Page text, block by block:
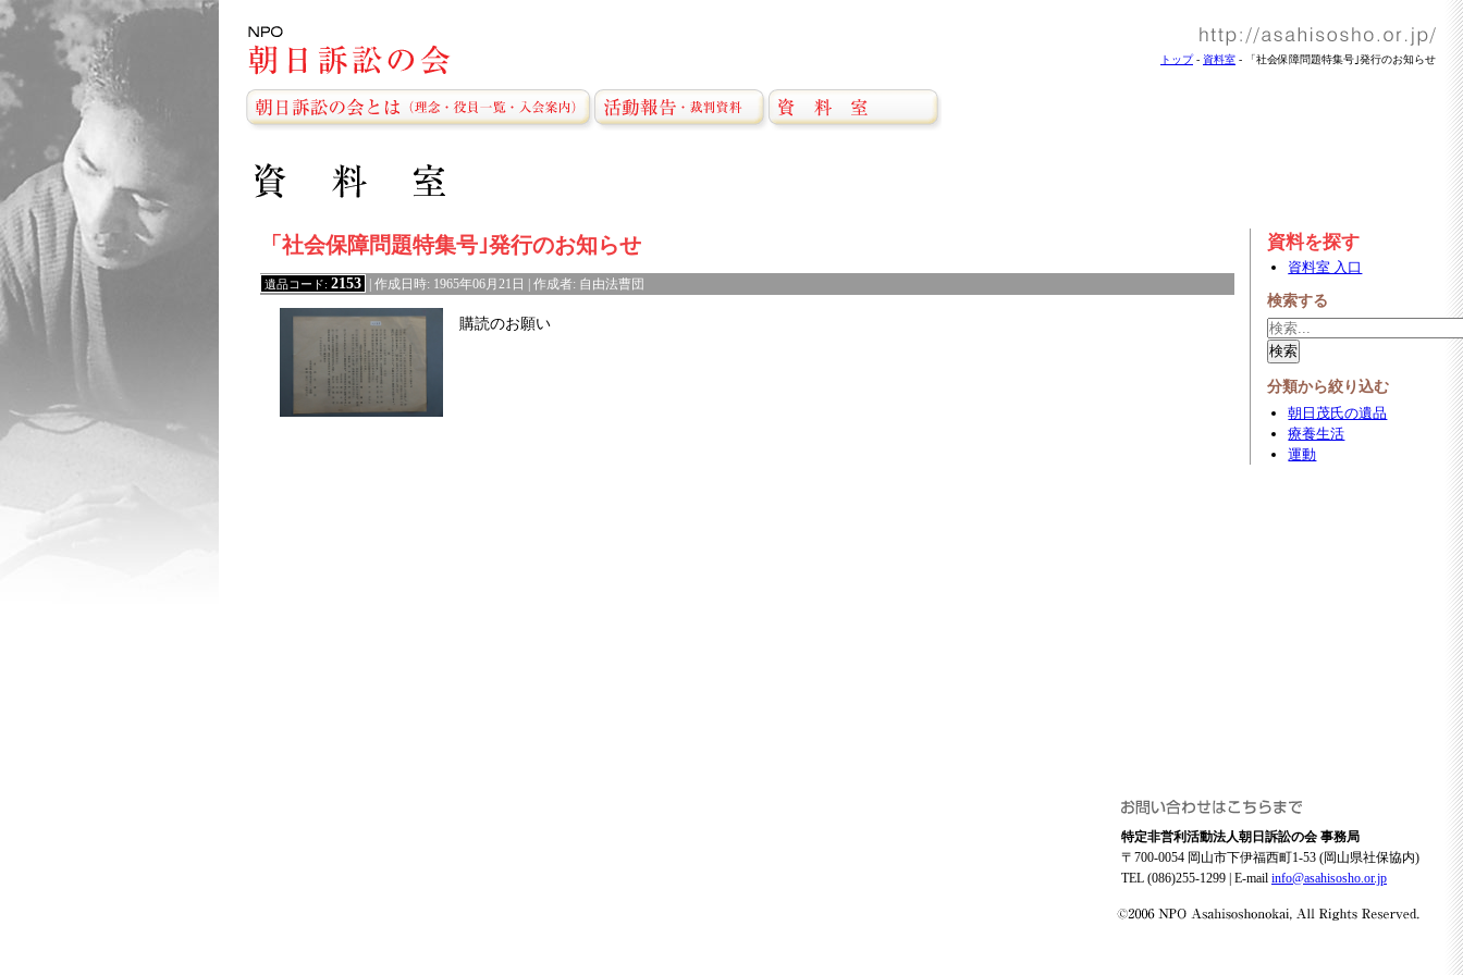
トップ- 資料室 - 「社会保障問題特集号｣発行のお知らせ
「社会保障問題特集号｣発行のお知らせ
遺品コード: 2153 | 作成日時: 1965年06月21日 | 作成者: 自由法曹団
購読のお願い
資料を探す
資料室 入口
検索する
分類から絞り込む
朝日茂氏の遺品
療養生活
運動
特定非営利活動法人朝日訴訟の会 事務局
〒700-0054 岡山市下伊福西町1-53 (岡山県社保協内)
TEL (086)255-1299 | E-mail info@asahisosho.or.jp